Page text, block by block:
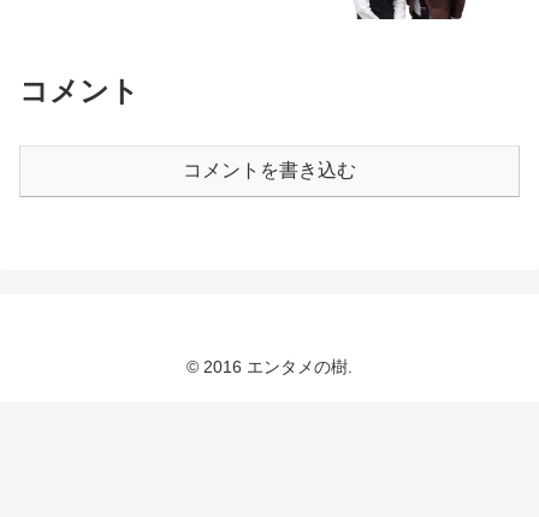
コメント
コメントを書き込む
© 2016 エンタメの樹.